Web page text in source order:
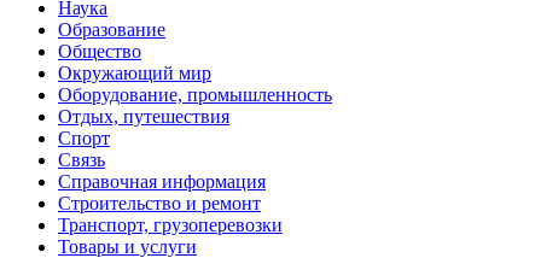
Наука
Образование
Общество
Окружающий мир
Оборудование, промышленность
Отдых, путешествия
Спорт
Связь
Справочная информация
Строительство и ремонт
Транспорт, грузоперевозки
Товары и услуги